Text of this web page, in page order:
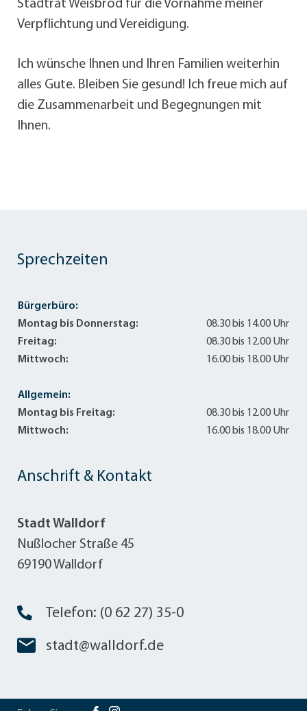
Stadtrat Weisbrod für die Vornahme meiner
Verpflichtung und Vereidigung.
Ich wünsche Ihnen und Ihren Familien weiterhin
alles Gute. Bleiben Sie gesund! Ich freue mich auf
die Zusammenarbeit und Begegnungen mit
Ihnen.
Anschrift & Kontakt
Stadt Walldorf
Nußlocher Straße 45
69190 Walldorf
Telefon: (0 62 27) 35-0
stadt@walldorf.de
Sprechzeiten
Bürgerbüro:
Montag bis Donnerstag:
08.30 bis 14.00 Uhr
Freitag:
08.30 bis 12.00 Uhr
Mittwoch:
16.00 bis 18.00 Uhr
Allgemein:
Montag bis Freitag:
08.30 bis 12.00 Uhr
Mittwoch:
16.00 bis 18.00 Uhr